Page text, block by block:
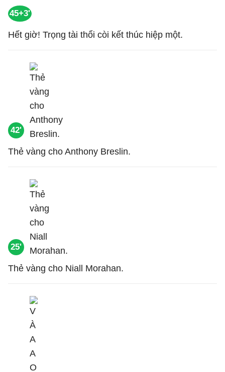
45+3'
Hết giờ! Trọng tài thổi còi kết thúc hiệp một.
42'
Thẻ vàng cho Anthony Breslin.
25'
Thẻ vàng cho Niall Morahan.